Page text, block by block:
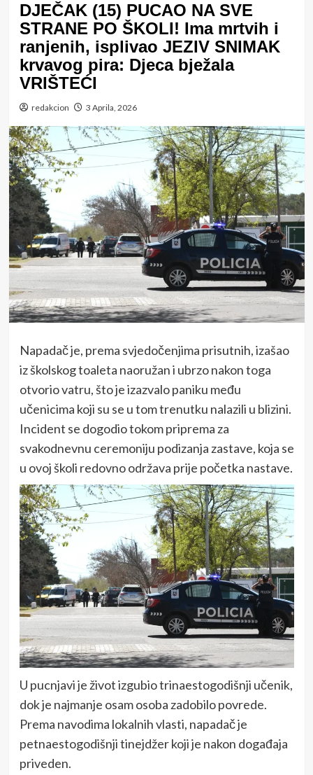
DJEČAK (15) PUCAO NA SVE
STRANE PO ŠKOLI! Ima mrtvih i
ranjenih, isplivao JEZIV SNIMAK
krvavog pira: Djeca bježala
VRIŠTEĆI
redakcion 3 Aprila, 2026
Napadač je, prema svjedočenjima prisutnih, izašao
iz školskog toaleta naoružan i ubrzo nakon toga
otvorio vatru, što je izazvalo paniku među
učenicima koji su se u tom trenutku nalazili u blizini.
Incident se dogodio tokom priprema za
svakodnevnu ceremoniju podizanja zastave, koja se
u ovoj školi redovno održava prije početka nastave.
U pucnjavi je život izgubio trinaestogodišnji učenik,
dok je najmanje osam osoba zadobilo povrede.
Prema navodima lokalnih vlasti, napadač je
petnaestogodišnji tinejdžer koji je nakon događaja
priveden.